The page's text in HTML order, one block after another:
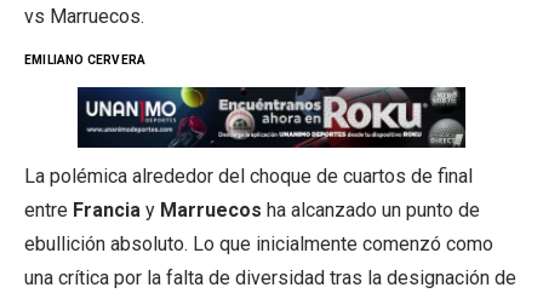
vs Marruecos.
EMILIANO CERVERA
La polémica alrededor del choque de cuartos de final
entre Francia y Marruecos ha alcanzado un punto de
ebullición absoluto. Lo que inicialmente comenzó como
una crítica por la falta de diversidad tras la designación de